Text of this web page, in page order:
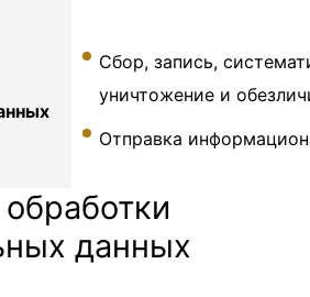
Сбор, запись,
уничтожение и
Отправка
данных